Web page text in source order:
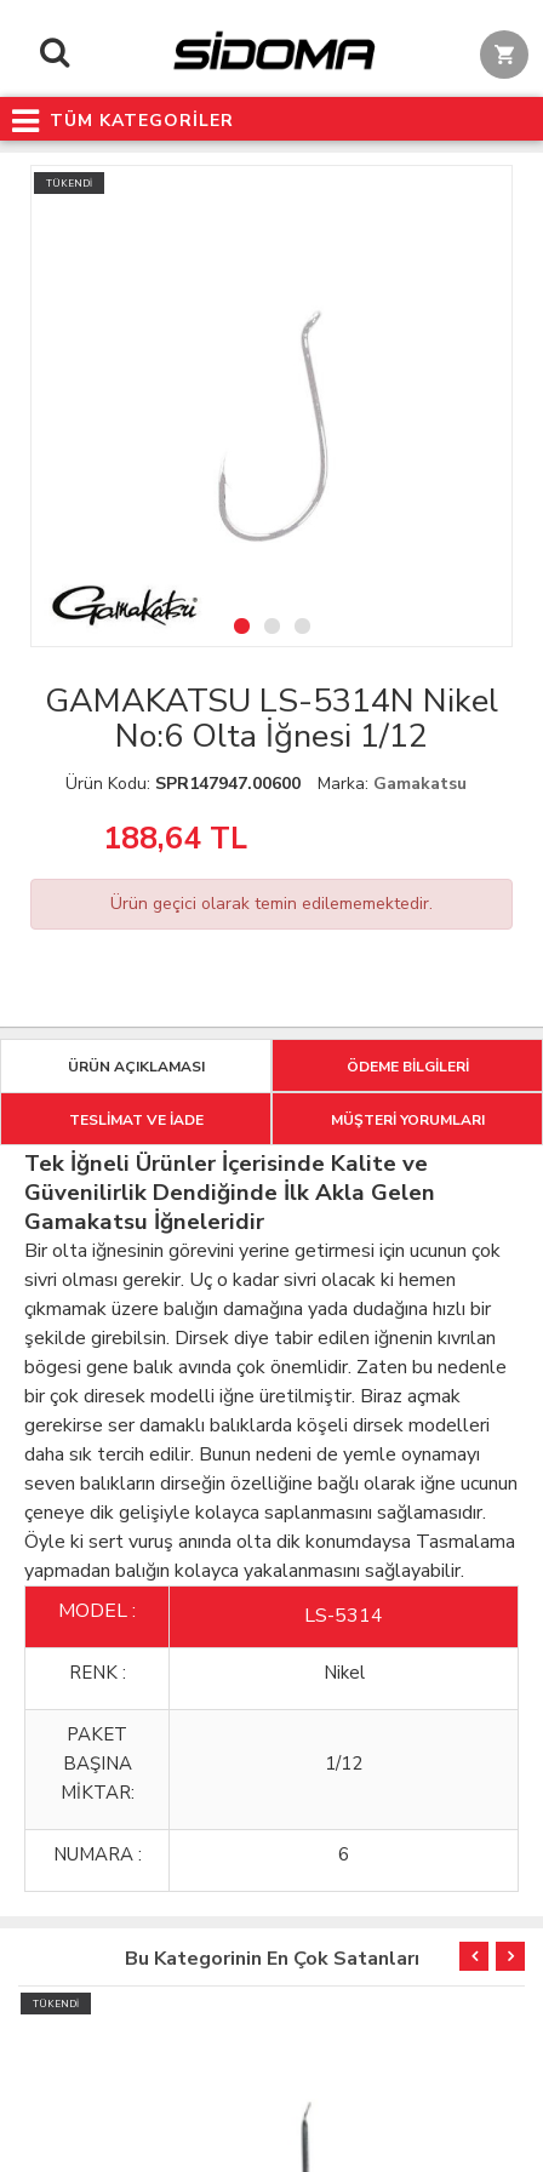
TÜM KATEGORİLER
TÜKENDİ
GAMAKATSU LS-5314N Nikel
No:6 Olta İğnesi 1/12
Ürün Kodu: SPR147947.00600 Marka: Gamakatsu
188,64TL
Ürün geçici olarak temin edilememektedir.
ÜRÜN AÇIKLAMASI ÖDEME BİLGİLERİ
TESLİMAT VE İADE MÜŞTERİ YORUMLARI
Tek İğneli Ürünler İçerisinde Kalite ve
Güvenilirlik Dendiğinde İlk Akla Gelen
Gamakatsu İğneleridir
Bir olta iğnesinin görevini yerine getirmesi için ucunun çok
sivri olması gerekir. Uç o kadar sivri olacak ki hemen
çıkmamak üzere balığın damağına yada dudağına hızlı bir
şekilde girebilsin. Dirsek diye tabir edilen iğnenin kıvrılan
bögesi gene balık avında çok önemlidir. Zaten bu nedenle
bir çok diresek modelli iğne üretilmiştir. Biraz açmak
gerekirse ser damaklı balıklarda köşeli dirsek modelleri
daha sık tercih edilir. Bunun nedeni de yemle oynamayı
seven balıkların dirseğin özelliğine bağlı olarak iğne ucunun
çeneye dik gelişiyle kolayca saplanmasını sağlamasıdır.
Öyle ki sert vuruş anında olta dik konumdaysa Tasmalama
yapmadan balığın kolayca yakalanmasını sağlayabilir.
MODEL :
LS-5314
RENK : Nikel
PAKET
BAŞINA
MİKTAR:
1/12
NUMARA : 6
Bu Kategorinin En Çok Satanları
TÜKENDİ